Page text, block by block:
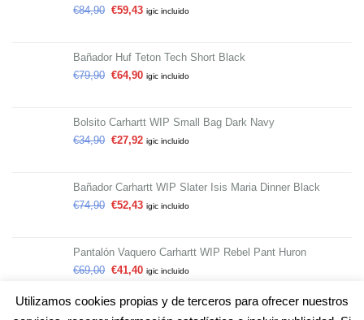
€84,90 €59,43 igic incluido
Bañador Huf Teton Tech Short Black
€79,90 €64,90 igic incluido
Bolsito Carhartt WIP Small Bag Dark Navy
€34,90 €27,92 igic incluido
Bañador Carhartt WIP Slater Isis Maria Dinner Black
€74,90 €52,43 igic incluido
Pantalón Vaquero Carhartt WIP Rebel Pant Huron
€69,00 €41,40 igic incluido
Utilizamos cookies propias y de terceros para ofrecer nuestros